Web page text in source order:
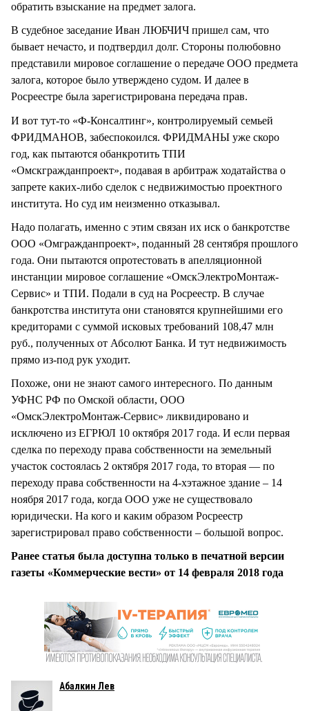
обратить взыскание на предмет залога.
В судебное заседание Иван ЛЮБЧИЧ пришел сам, что
бывает нечасто, и подтвердил долг. Стороны полюбовно
представили мировое соглашение о передаче ООО предмета
залога, которое было утверждено судом. И далее в
Росреестре была зарегистрирована передача прав.
И вот тут-то «Ф-Консалтинг», контролируемый семьей
ФРИДМАНОВ, забеспокоился. ФРИДМАНЫ уже скоро
год, как пытаются обанкротить ТПИ
«Омскгражданпроект», подавая в арбитраж ходатайства о
запрете каких-либо сделок с недвижимостью проектного
института. Но суд им неизменно отказывал.
Надо полагать, именно с этим связан их иск о банкротстве
ООО «Омгражданпроект», поданный 28 сентября прошлого
года. Они пытаются опротестовать в апелляционной
инстанции мировое соглашение «ОмскЭлектроМонтаж-
Сервис» и ТПИ. Подали в суд на Росреестр. В случае
банкротства института они становятся крупнейшими его
кредиторами с суммой исковых требований 108,47 млн
руб., полученных от Абсолют Банка. И тут недвижимость
прямо из-под рук уходит.
Похоже, они не знают самого интересного. По данным
УФНС РФ по Омской области, ООО
«ОмскЭлектроМонтаж-Сервис» ликвидировано и
исключено из ЕГРЮЛ 10 октября 2017 года. И если первая
сделка по переходу права собственности на земельный
участок состоялась 2 октября 2017 года, то вторая — по
переходу права собственности на 4-хэтажное здание – 14
ноября 2017 года, когда ООО уже не существовало
юридически. На кого и каким образом Росреестр
зарегистрировал право собственности – большой вопрос.
Ранее статья была доступна только в печатной версии
газеты «Коммерческие вести» от 14 февраля 2018 года
Абалкин Лев